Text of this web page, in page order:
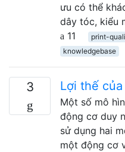
ưu có thể
dây tóc, kiểu
11
print-
knowledgebase
3 Lợi thế
Một số mô
động cơ duy
sử dụng hai
một động cơ